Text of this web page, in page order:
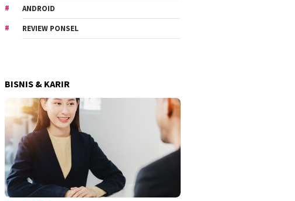
ANDROID
REVIEW PONSEL
BISNIS & KARIR